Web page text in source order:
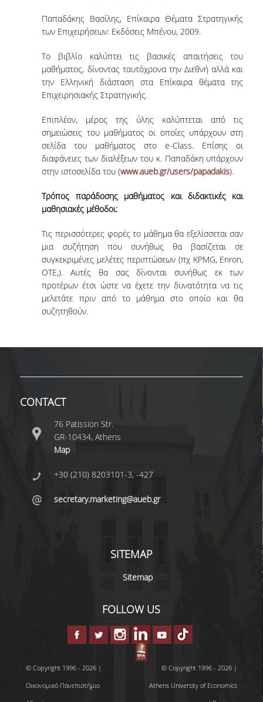
RESEARCH LABS
PUBLICATIONS
PUBLICATIONS IN SCIENTIFIC
PUBLICATIONS IN CONFERENCES
RESEARCH PROJECTS - PHDS
COMPLETED PHD DISSERTATIONS
DISSERTATIONS
FUNDED PROGRAMS
RESEARCH SEMINARS
Παπαδάκης Βασίλης, Επίκαιρα Θέματα Στρατηγικής
των Επιχειρήσεων: Εκδόσεις Μπένου, 2009.
Το βιβλίο καλύπτει τις βασικές απαιτήσεις του
μαθήματος, δίνοντας ταυτόχρονα την Διεθνή αλλά και
την Ελληνική διάσταση στα Επίκαιρα θέματα της
Επιχειρησιακής Στρατηγικής.
Επιπλέον, μέρος της ύλης καλύπτεται από τις
σημειώσεις του μαθήματος οι οποίες υπάρχουν στη
σελίδα του μαθήματος στο e-Class. Επίσης οι
διαφάνειες των διαλέξεων του κ. Παπαδάκη υπάρχουν
στην ιστοσελίδα του (www.aueb.gr/users/papadakis).
Τρόπος παράδοσης μαθήματος και διδακτικές και
μαθησιακές μέθοδοι:
Τις περισσότερες φορές το μάθημα θα εξελίσσεται σαν
μια συζήτηση που συνήθως θα βασίζεται σε
συγκεκριμένες μελέτες περιπτώσεων (πχ KPMG, Enron,
OTE,). Αυτές θα σας δίνονται συνήθως εκ των
προτέρων έτσι ώστε να έχετε την δυνατότητα να τις
μελετάτε πριν από το μάθημα στο οποίο και θα
συζητηθούν.
CONTACT
76 Patission Str.
GR-10434, Athens
Map
+30 (210) 8203101-3, -427
secretary.marketing@aueb.gr
SITEMAP
Sitemap
FOLLOW US
© Copyright 1996 - 2026 |
Οικονομικό Πανεπιστήμιο
© Copyright 1996 - 2026 |
Athens University of Economics